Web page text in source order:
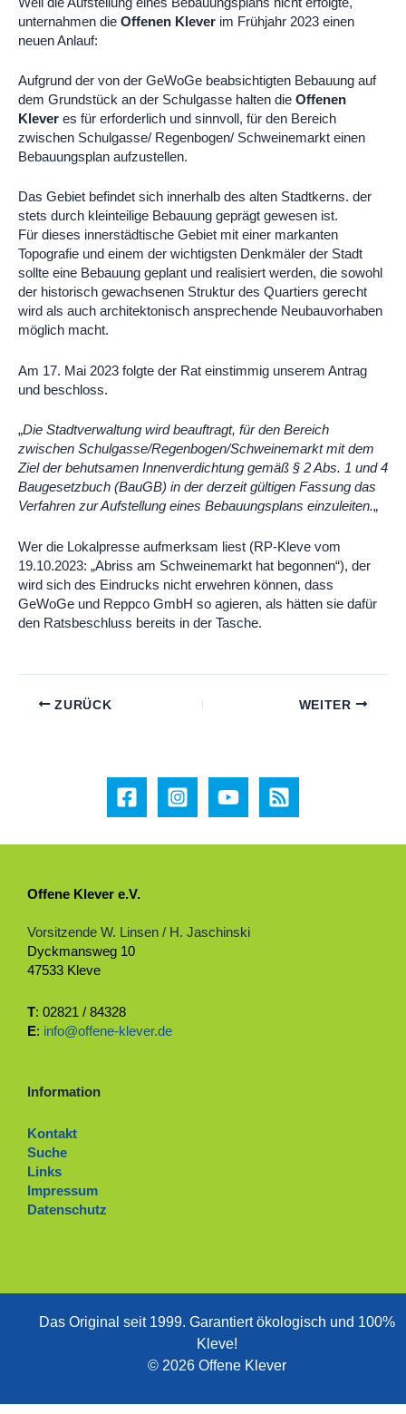
unternahmen die Offenen Klever im Frühjahr 2023 einen
neuen Anlauf:
Aufgrund der von der GeWoGe beabsichtigten Bebauung auf
dem Grundstück an der Schulgasse halten die Offenen
Klever es für erforderlich und sinnvoll, für den Bereich
zwischen Schulgasse/ Regenbogen/ Schweinemarkt einen
Bebauungsplan aufzustellen.
Das Gebiet befindet sich innerhalb des alten Stadtkerns. der
stets durch kleinteilige Bebauung geprägt gewesen ist.
Für dieses innerstädtische Gebiet mit einer markanten
Topografie und einem der wichtigsten Denkmäler der Stadt
sollte eine Bebauung geplant und realisiert werden, die sowohl
der historisch gewachsenen Struktur des Quartiers gerecht
wird als auch architektonisch ansprechende Neubauvorhaben
möglich macht.
Am 17. Mai 2023 folgte der Rat einstimmig unserem Antrag
und beschloss.
„Die Stadtverwaltung wird beauftragt, für den Bereich
zwischen Schulgasse/Regenbogen/Schweinemarkt mit dem
Ziel der behutsamen Innenverdichtung gemäß § 2 Abs. 1 und 4
Baugesetzbuch (BauGB) in der derzeit gültigen Fassung das
Verfahren zur Aufstellung eines Bebauungsplans einzuleiten.„
Wer die Lokalpresse aufmerksam liest (RP-Kleve vom
19.10.2023: „Abriss am Schweinemarkt hat begonnen“), der
wird sich des Eindrucks nicht erwehren können, dass
GeWoGe und Reppco GmbH so agieren, als hätten sie dafür
den Ratsbeschluss bereits in der Tasche.
ZURÜCK WEITER
Offene Klever e.V.
Vorsitzende W. Linsen / H. Jaschinski
Dyckmansweg 10
47533 Kleve
T: 02821 / 84328
E: info@offene-klever.de
Information
Kontakt
Suche
Links
Impressum
Datenschutz
Das Original seit 1999. ­Garantiert ökologisch und 100%
Kleve!
© 2026 Offene Klever